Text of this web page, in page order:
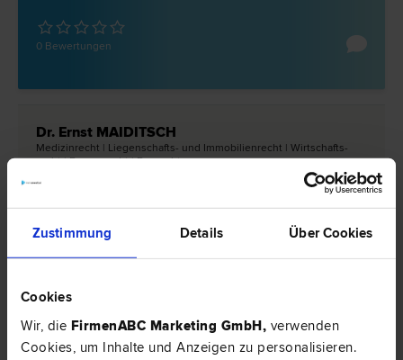
Zustimmung Details Über Cookies
Cookies
Wir, die FirmenABC Marketing GmbH, verwenden
Cookies, um Inhalte und Anzeigen zu personalisieren.
0 Bewertungen
Dr. Ernst MAIDITSCH
Medizin­recht | Liegenschafts- und Immobilien­recht | Wirtschafts­
recht | Europa­recht | Bau­recht
Bahnhofstraße 6/1
0 Bewertungen
Rechtsnews & Expertentipps zum Thema